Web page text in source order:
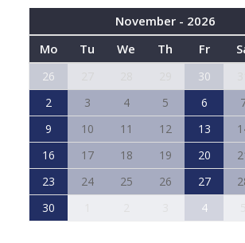
November - 2026
Mo
Tu We Th Fr
26 30
2
3 4 5 6
9
10 11 12 13
16
17 18 19 20
23
24 25 26 27
30
4